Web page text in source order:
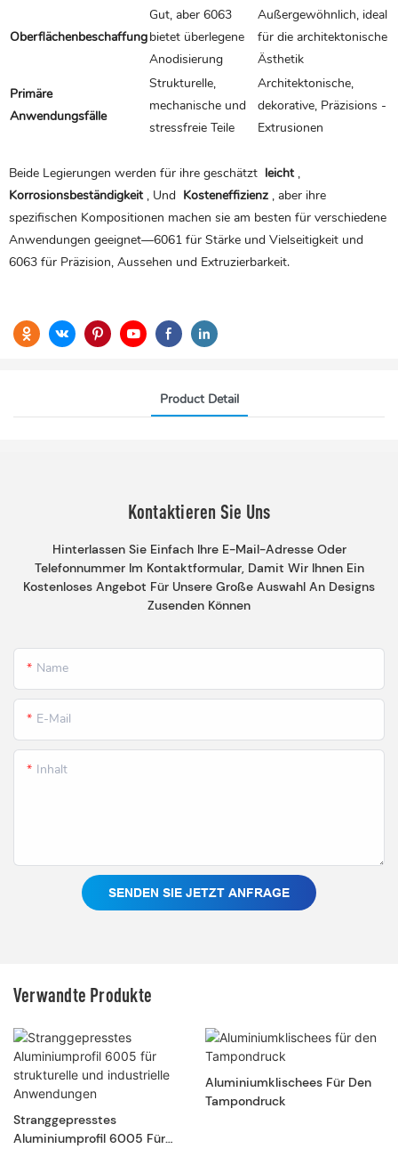
Oberflächenbeschaffung
Gut, aber 6063
bietet überlegene
Anodisierung
Außergewöhnlich, ideal
für die architektonische
Ästhetik
Primäre
Anwendungsfälle
Strukturelle,
mechanische und
stressfreie Teile
Architektonische,
dekorative, Präzisions -
Extrusionen
Beide Legierungen werden für ihre geschätzt leicht ,
Korrosionsbeständigkeit , Und Kosteneffizienz , aber ihre
spezifischen Kompositionen machen sie am besten für verschiedene
Anwendungen geeignet—6061 für Stärke und Vielseitigkeit und
6063 für Präzision, Aussehen und Extruzierbarkeit.
Product Detail
Kontaktieren Sie Uns
Hinterlassen Sie Einfach Ihre E-Mail-Adresse Oder
Telefonnummer Im Kontaktformular, Damit Wir Ihnen Ein
Kostenloses Angebot Für Unsere Große Auswahl An Designs
Zusenden Können
Name
E-Mail
Inhalt
SENDEN SIE JETZT ANFRAGE
Verwandte Produkte
Stranggepresstes
Aluminiumprofil 6005 Für
Aluminiumklischees Für Den
Tampondruck